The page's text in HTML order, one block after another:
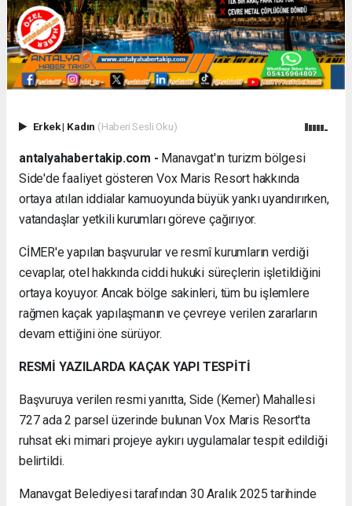
Erkek| Kadın (Haberi Sesli Oku)
antalyahabertakip.com - Manavgat'ın turizm bölgesi
Side'de faaliyet gösteren Vox Maris Resort hakkında
ortaya atılan iddialar kamuoyunda büyük yankı uyandırırken,
vatandaşlar yetkili kurumları göreve çağırıyor.
CİMER'e yapılan başvurular ve resmî kurumların verdiği
cevaplar, otel hakkında ciddi hukuki süreçlerin işletildiğini
ortaya koyuyor. Ancak bölge sakinleri, tüm bu işlemlere
rağmen kaçak yapılaşmanın ve çevreye verilen zararların
devam ettiğini öne sürüyor.
RESMİ YAZILARDA KAÇAK YAPI TESPİTİ
Başvuruya verilen resmi yanıtta, Side (Kemer) Mahallesi
727 ada 2 parsel üzerinde bulunan Vox Maris Resort'ta
ruhsat eki mimari projeye aykırı uygulamalar tespit edildiği
belirtildi.
Manavgat Belediyesi tarafından 30 Aralık 2025 tarihinde